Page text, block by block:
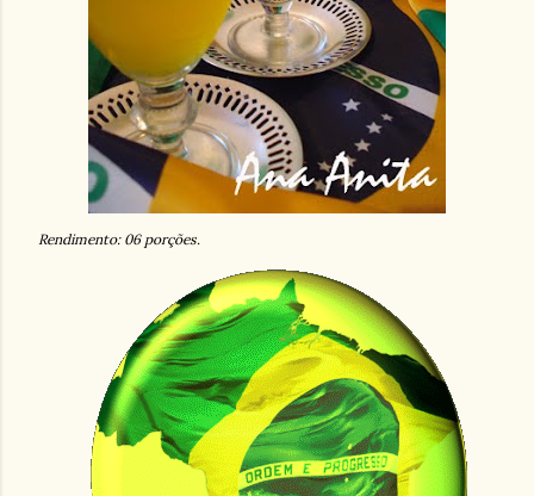
Rendimento: 06 porções.